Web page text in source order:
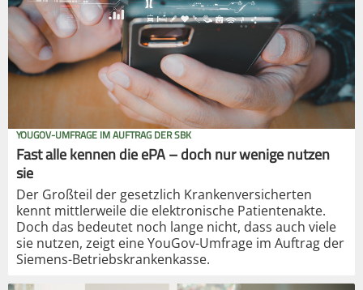
YOUGOV-UMFRAGE IM AUFTRAG DER SBK
Fast alle kennen die ePA – doch nur wenige nutzen
sie
Der Großteil der gesetzlich Krankenversicherten
kennt mittlerweile die elektronische Patientenakte.
Doch das bedeutet noch lange nicht, dass auch viele
sie nutzen, zeigt eine YouGov-Umfrage im Auftrag der
Siemens-Betriebskrankenkasse.